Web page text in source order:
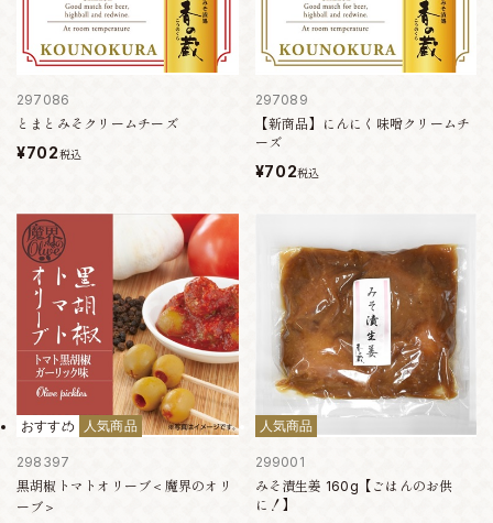
297086
とまとみそクリームチーズ
¥702税込
297089
【新商品】にんにく味噌クリームチ
ーズ
¥702税込
おすすめ 人気商品
298397
黒胡椒トマトオリーブ＜魔界のオリ
ーブ＞
人気商品
299001
みそ漬生姜 160g【ごはんのお供
に！】